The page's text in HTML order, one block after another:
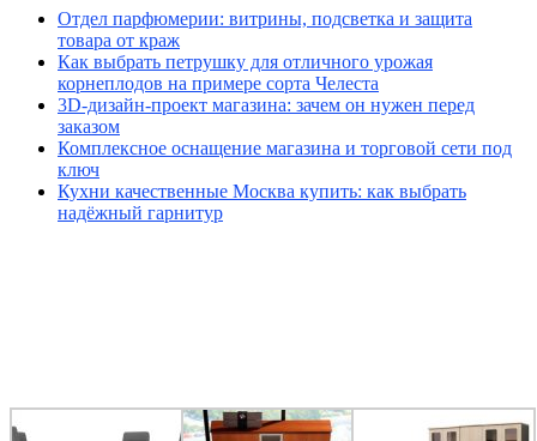
Отдел парфюмерии: витрины, подсветка и защита
товара от краж
Как выбрать петрушку для отличного урожая
корнеплодов на примере сорта Челеста
3D-дизайн-проект магазина: зачем он нужен перед
заказом
Комплексное оснащение магазина и торговой сети под
ключ
Кухни качественные Москва купить: как выбрать
надёжный гарнитур